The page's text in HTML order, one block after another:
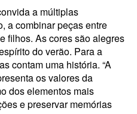
a múltiplas
a combinar peças entre
filhos. As cores são alegres
do verão. Para a
contam uma história. “A
os valores da
dos elementos mais
e preservar memórias